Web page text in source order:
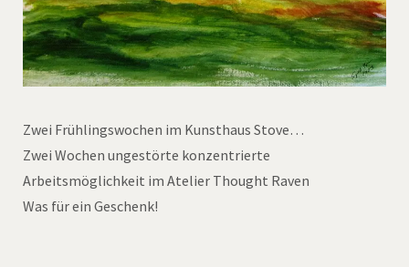
Zwei Frühlingswochen im Kunsthaus Stove…
Zwei Wochen ungestörte konzentrierte
Arbeitsmöglichkeit im Atelier Thought Raven
Was für ein Geschenk!